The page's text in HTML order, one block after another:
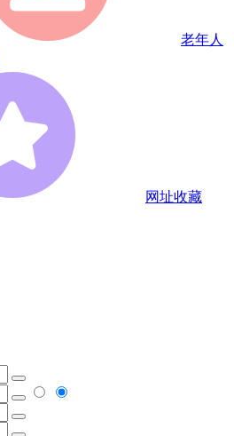
老年人
网址收藏